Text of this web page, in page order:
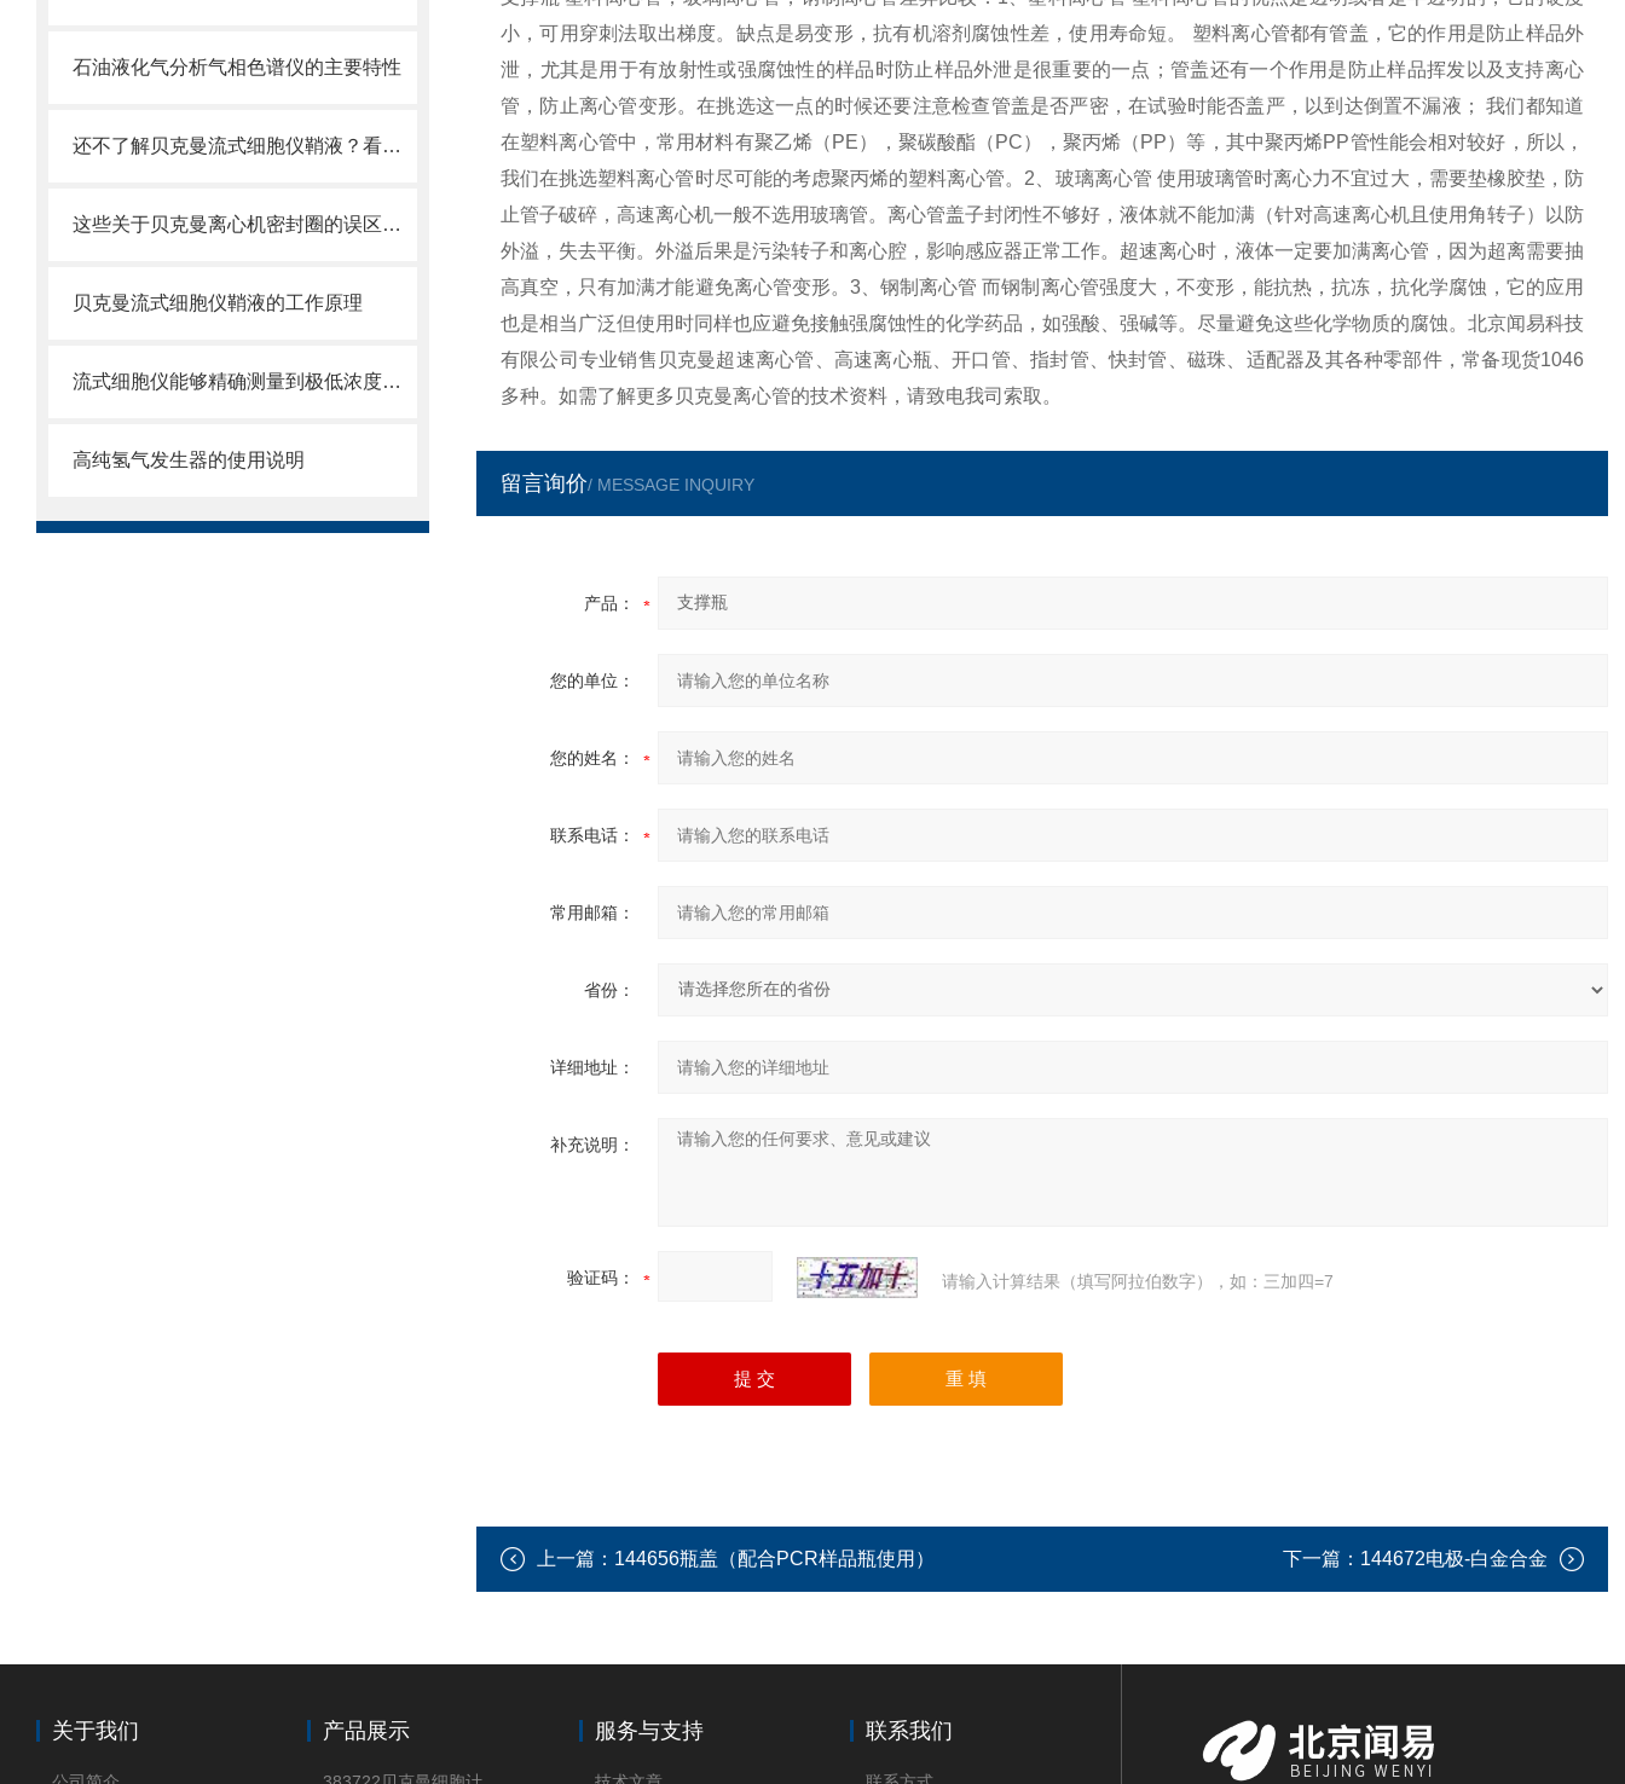
石油液化气分析气相色谱仪的主要特性
还不了解贝克曼流式细胞仪鞘液？看这里就对了！
这些关于贝克曼离心机密封圈的误区一定要明确
贝克曼流式细胞仪鞘液的工作原理
流式细胞仪能够精确测量到极低浓度的标记物
高纯氢气发生器的使用说明
小，可用穿刺法取出梯度。缺点是易变形，抗有机溶剂腐蚀性差，使用寿命短。 塑料离心管都有管盖，它的作用是防止样品外
泄，尤其是用于有放射性或强腐蚀性的样品时防止样品外泄是很重要的一点；管盖还有一个作用是防止样品挥发以及支持离心
管，防止离心管变形。在挑选这一点的时候还要注意检查管盖是否严密，在试验时能否盖严，以到达倒置不漏液； 我们都知道
在塑料离心管中，常用材料有聚乙烯（PE），聚碳酸酯（PC），聚丙烯（PP）等，其中聚丙烯PP管性能会相对较好，所以，
我们在挑选塑料离心管时尽可能的考虑聚丙烯的塑料离心管。2、玻璃离心管 使用玻璃管时离心力不宜过大，需要垫橡胶垫，防
止管子破碎，高速离心机一般不选用玻璃管。离心管盖子封闭性不够好，液体就不能加满（针对高速离心机且使用角转子）以防
外溢，失去平衡。外溢后果是污染转子和离心腔，影响感应器正常工作。超速离心时，液体一定要加满离心管，因为超离需要抽
高真空，只有加满才能避免离心管变形。3、钢制离心管 而钢制离心管强度大，不变形，能抗热，抗冻，抗化学腐蚀，它的应用
也是相当广泛但使用时同样也应避免接触强腐蚀性的化学药品，如强酸、强碱等。尽量避免这些化学物质的腐蚀。北京闻易科技
有限公司专业销售贝克曼超速离心管、高速离心瓶、开口管、指封管、快封管、磁珠、适配器及其各种零部件，常备现货1046
多种。如需了解更多贝克曼离心管的技术资料，请致电我司索取。
留言询价/ MESSAGE INQUIRY
产品：
您的单位：
您的姓名：
联系电话：
常用邮箱：
省份：
详细地址：
补充说明：
验证码： 请输入计算结果（填写阿拉伯数字），如：三加四=7
上一篇： 144656瓶盖（配合PCR样品瓶使用） 下一篇： 144672电极-白金合金
关于我们 产品展示 服务与支持 联系我们